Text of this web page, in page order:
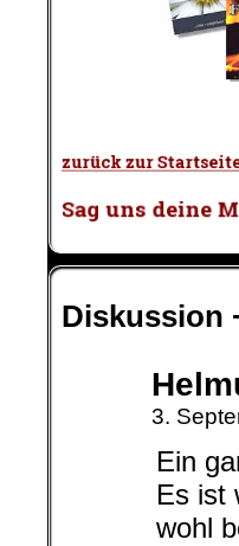
Diskussion
3.
Ein
Es ist
wohl